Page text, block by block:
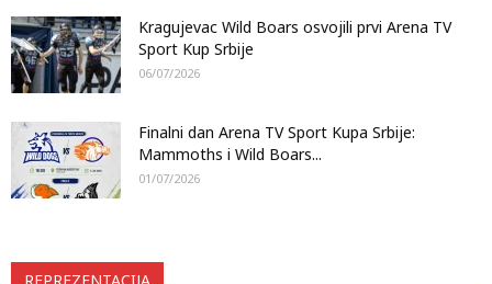
Kragujevac Wild Boars osvojili prvi Arena TV
Sport Kup Srbije
06/07/2026
Finalni dan Arena TV Sport Kupa Srbije:
Mammoths i Wild Boars...
01/07/2026